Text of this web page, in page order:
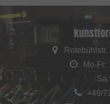
Mo-Fr:
+49/